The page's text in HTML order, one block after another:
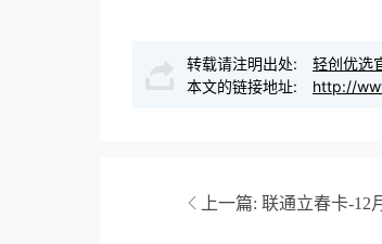
转载请注明出处:
轻创优选
本文的链接地址:
http://
上一篇: 联通立春卡-12